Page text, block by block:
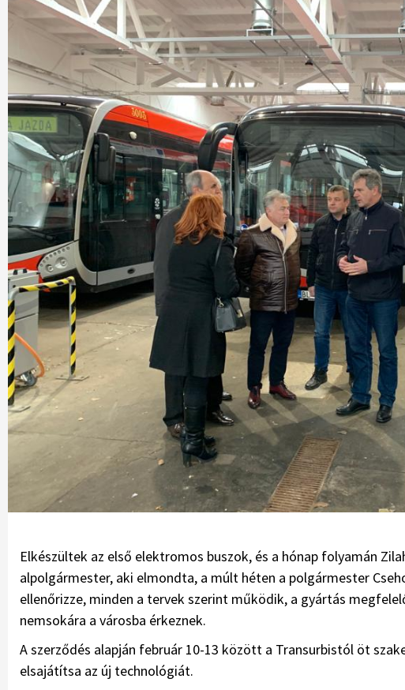
Elkészültek az első elektromos buszok, és a hónap folyamán
alpolgármester, aki elmondta, a múlt héten a polgármester
ellenőrizze, minden a tervek szerint működik, a gyártás
nemsokára a városba érkeznek.
A szerződés alapján február 10-13 között a Transurbistól öt
elsajátítsa az új technológiát.